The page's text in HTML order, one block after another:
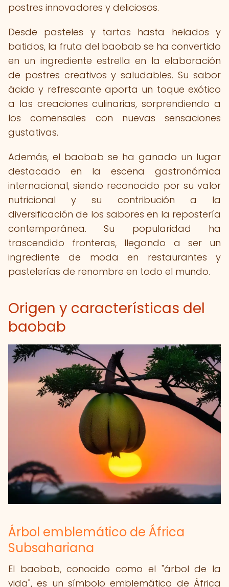
postres innovadores y deliciosos.
Desde pasteles y tartas hasta helados y
batidos, la fruta del baobab se ha convertido
en un ingrediente estrella en la elaboración
de postres creativos y saludables. Su sabor
ácido y refrescante aporta un toque exótico
a las creaciones culinarias, sorprendiendo a
los comensales con nuevas sensaciones
gustativas.
Además, el baobab se ha ganado un lugar
destacado en la escena gastronómica
internacional, siendo reconocido por su valor
nutricional y su contribución a la
diversificación de los sabores en la repostería
contemporánea. Su popularidad ha
trascendido fronteras, llegando a ser un
ingrediente de moda en restaurantes y
pastelerías de renombre en todo el mundo.
Origen y características del
baobab
Árbol emblemático de África
Subsahariana
El baobab, conocido como el "árbol de la
vida", es un símbolo emblemático de África